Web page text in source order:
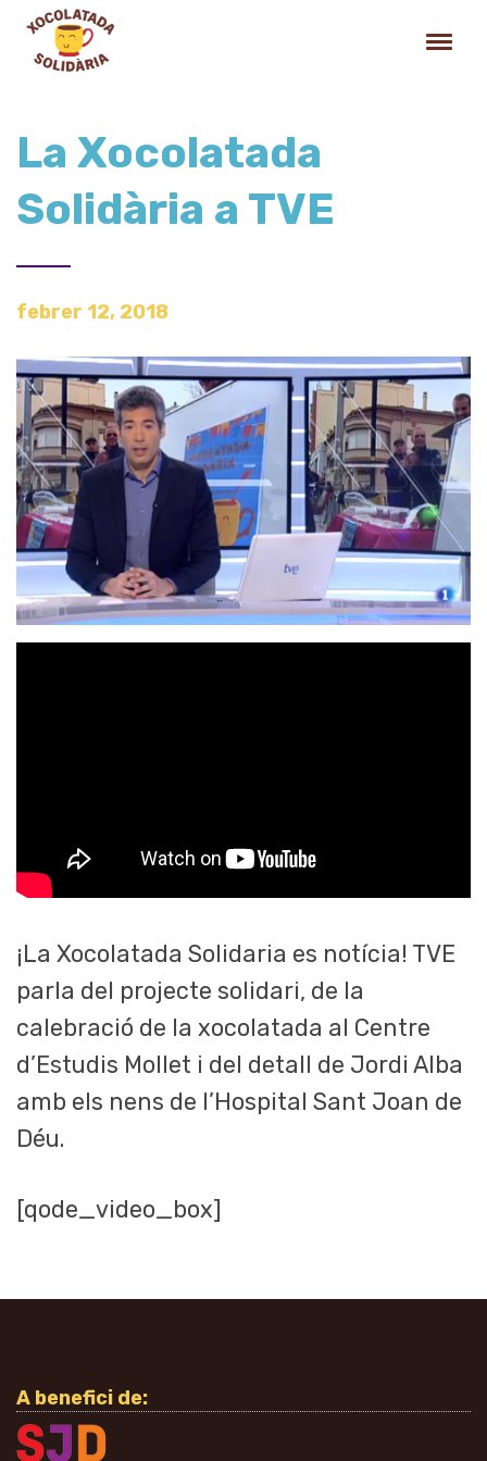
La Xocolatada
Solidària a TVE
febrer 12, 2018
¡La Xocolatada Solidaria es notícia! TVE
parla del projecte solidari, de la
calebració de la xocolatada al Centre
d’Estudis Mollet i del detall de Jordi Alba
amb els nens de l’Hospital Sant Joan de
Déu.
[qode_video_box]
A benefici de: